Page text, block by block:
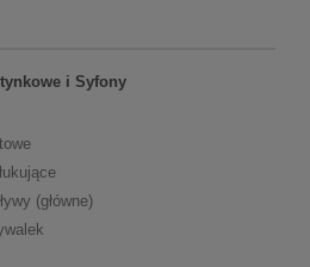
i Syfony
(główne)